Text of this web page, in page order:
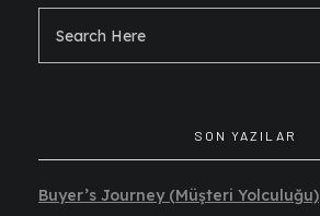
SON YAZILAR
Buyer’s Journey (Müşteri Yolculuğu)